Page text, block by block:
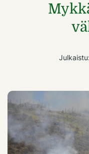
Julkaistu: